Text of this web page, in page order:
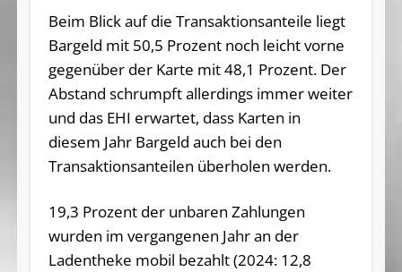
Beim Blick auf die Transaktionsanteile liegt
Bargeld mit 50,5 Prozent noch leicht vorne
gegenüber der Karte mit 48,1 Prozent. Der
Abstand schrumpft allerdings immer weiter
und das EHI erwartet, dass Karten in
diesem Jahr Bargeld auch bei den
Transaktionsanteilen überholen werden.
19,3 Prozent der unbaren Zahlungen
wurden im vergangenen Jahr an der
Ladentheke mobil bezahlt (2024: 12,8